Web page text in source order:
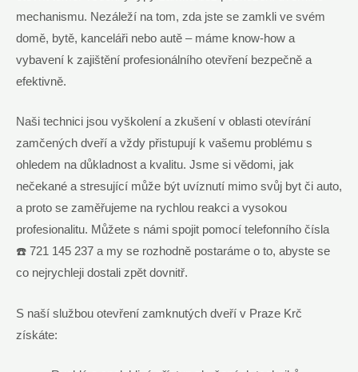
mechanismu. Nezáleží na tom, zda jste se zamkli ve svém
domě, bytě, kanceláři nebo autě – máme know-how a
vybavení k zajištění profesionálního otevření bezpečně a
efektivně.
Naši technici jsou vyškolení a zkušení v oblasti otevírání
zamčených dveří a vždy přistupují k vašemu problému s
ohledem na důkladnost a kvalitu. Jsme si vědomi, jak
nečekané a stresující může být uvíznutí mimo svůj byt či auto,
a proto se zaměřujeme na rychlou reakci a vysokou
profesionalitu. Můžete s námi spojit pomocí telefonního čísla
☎️ 721 145 237 a my se rozhodně postaráme o to, abyste se
co nejrychleji dostali zpět dovnitř.
S naší službou otevření zamknutých dveří v Praze Krč
získáte: